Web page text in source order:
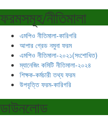
ফরমসমূহ/নীতিমালা
এমপিও নীতিমালা-কারিগরি
আপার গ্রেড নমুনা ফরম
এমপিও নীতিমালা-২০২১(সংশোধিত)
ম্যানেজিং কমিটি নীতিমালা-২০২৪
শিক্ষক-কর্মচারী তথ্য ফরম
উপবৃত্তি ফরম-কারিগরি
ডাউনলোড